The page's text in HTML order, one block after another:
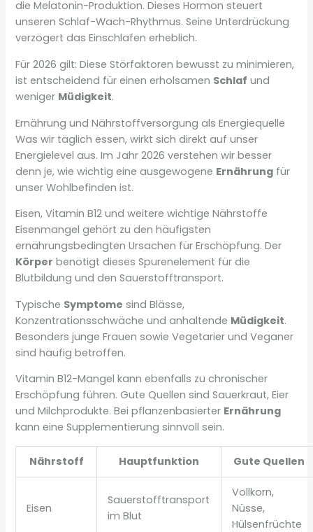
die Melatonin-Produktion. Dieses Hormon steuert
unseren Schlaf-Wach-Rhythmus. Seine Unterdrückung
verzögert das Einschlafen erheblich.
Für 2026 gilt: Diese Störfaktoren bewusst zu minimieren,
ist entscheidend für einen erholsamen Schlaf und
weniger Müdigkeit.
Ernährung und Nährstoffversorgung als Energiequelle
Was wir täglich essen, wirkt sich direkt auf unser
Energielevel aus. Im Jahr 2026 verstehen wir besser
denn je, wie wichtig eine ausgewogene Ernährung für
unser Wohlbefinden ist.
Eisen, Vitamin B12 und weitere wichtige Nährstoffe
Eisenmangel gehört zu den häufigsten
ernährungsbedingten Ursachen für Erschöpfung. Der
Körper benötigt dieses Spurenelement für die
Blutbildung und den Sauerstofftransport.
Typische Symptome sind Blässe,
Konzentrationsschwäche und anhaltende Müdigkeit.
Besonders junge Frauen sowie Vegetarier und Veganer
sind häufig betroffen.
Vitamin B12-Mangel kann ebenfalls zu chronischer
Erschöpfung führen. Gute Quellen sind Sauerkraut, Eier
und Milchprodukte. Bei pflanzenbasierter Ernährung
kann eine Supplementierung sinnvoll sein.
Nährstoff Hauptfunktion Gute Quellen
Eisen
Sauerstofftransport
im Blut
Vollkorn,
Nüsse,
Hülsenfrüchte